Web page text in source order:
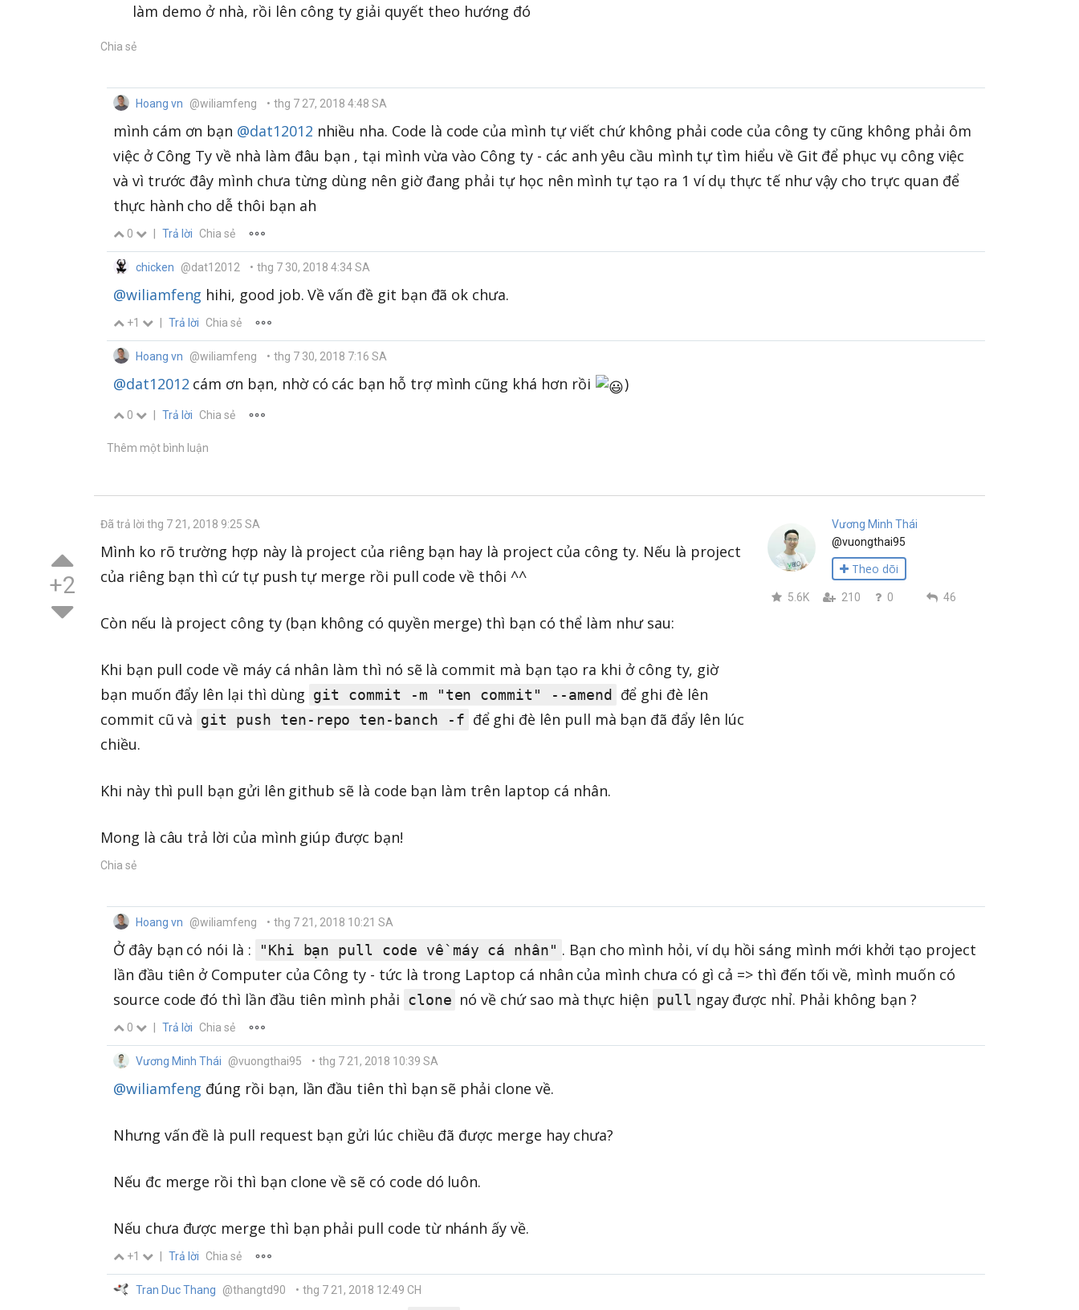
làm demo ở nhà, rồi lên công ty giải quyết theo hướng đó
Chia sẻ
Hoang vn @wiliamfeng • thg 7 27, 2018 4:48 SA
mình cám ơn bạn @dat12012 nhiều nha. Code là code của mình tự viết chứ không phải code của công ty cũng không phải ôm
việc ở Công Ty về nhà làm đâu bạn , tại mình vừa vào Công ty - các anh yêu cầu mình tự tìm hiểu về Git để phục vụ công việc
và vì trước đây mình chưa từng dùng nên giờ đang phải tự học nên mình tự tạo ra 1 ví dụ thực tế như vậy cho trực quan để
thực hành cho dễ thôi bạn ah
0 Trả lời Chia sẻ
chicken @dat12012 • thg 7 30, 2018 4:34 SA
@wiliamfeng hihi, good job. Về vấn đề git bạn đã ok chưa.
+1 Trả lời Chia sẻ
Hoang vn @wiliamfeng • thg 7 30, 2018 7:16 SA
@dat12012 cám ơn bạn, nhờ có các bạn hỗ trợ mình cũng khá hơn rồi )
0 | Trả lời Chia sẻ
Thêm một bình luận
Đã trả lời thg 7 21, 2018 9:25 SA
+2
Mình ko rõ trường hợp này là project của riêng bạn hay là project của công ty. Nếu là project
của riêng bạn thì cứ tự push tự merge rồi pull code về thôi ^^
Còn nếu là project công ty (bạn không có quyền merge) thì bạn có thể làm như sau:
Khi bạn pull code về máy cá nhân làm thì nó sẽ là commit mà bạn tạo ra khi ở công ty, giờ
bạn muốn đẩy lên lại thì dùng git commit -m "ten commit" --amend để ghi đè lên
commit cũ và git push ten-repo ten-banch -f để ghi đè lên pull mà bạn đã đẩy lên lúc
chiều.
Khi này thì pull bạn gửi lên github sẽ là code bạn làm trên laptop cá nhân.
Mong là câu trả lời của mình giúp được bạn!
Chia sẻ
Vương Minh Thái
@vuongthai95
Theo dõi
5.6K 210 0 46
Hoang vn @wiliamfeng • thg 7 21, 2018 10:21 SA
Ở đây bạn có nói là : "Khi bạn pull code về máy cá nhân" . Bạn cho mình hỏi, ví dụ hồi sáng mình mới khởi tạo project
lần đầu tiên ở Computer của Công ty - tức là trong Laptop cá nhân của mình chưa có gì cả => thì đến tối về, mình muốn có
source code đó thì lần đầu tiên mình phải clone nó về chứ sao mà thực hiện pull ngay được nhỉ. Phải không bạn ?
0 | Trả lời Chia sẻ
Vương Minh Thái @vuongthai95 • thg 7 21, 2018 10:39 SA
@wiliamfeng đúng rồi bạn, lần đầu tiên thì bạn sẽ phải clone về.
Nhưng vấn đề là pull request bạn gửi lúc chiều đã được merge hay chưa?
Nếu đc merge rồi thì bạn clone về sẽ có code dó luôn.
Nếu chưa được merge thì bạn phải pull code từ nhánh ấy về.
+1 | Trả lời Chia sẻ
Tran Duc Thang @thangtd90 • thg 7 21, 2018 12:49 CH